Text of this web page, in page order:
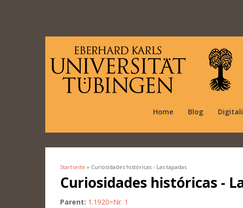
Home Blog
Sie sind hier
Startseite » Curiosidades históricas - Las tapadas
Curiosidades históricas -
Parent: 1.1920=Nr. 1